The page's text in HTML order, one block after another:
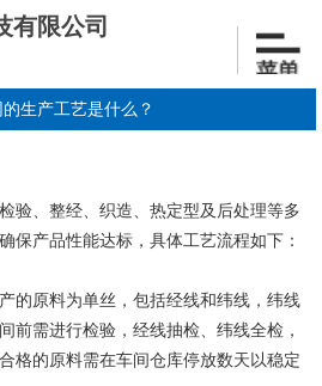
有限公司
生产工艺是什么？
验、整经、织造、热定型及后处理等多
保产品性能达标，具体工艺流程如下：
的原料为单丝，包括经线和纬线，纬线
前需进行检验，经线抽检、纬线全检，
格的原料需在车间仓库停放数天以稳定